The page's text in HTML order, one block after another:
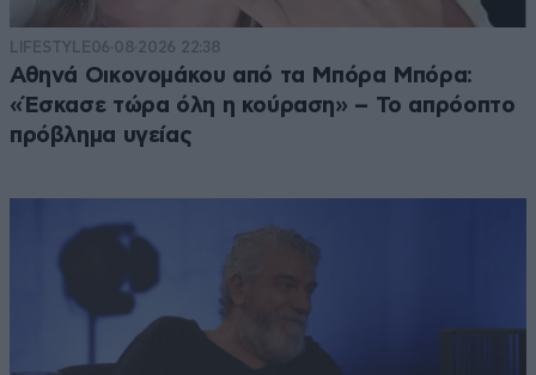
LIFESTYLE06·08·2026 22:38
Αθηνά Οικονομάκου από τα Μπόρα Μπόρα:
«Έσκασε τώρα όλη η κούραση» – Το απρόοπτο
πρόβλημα υγείας